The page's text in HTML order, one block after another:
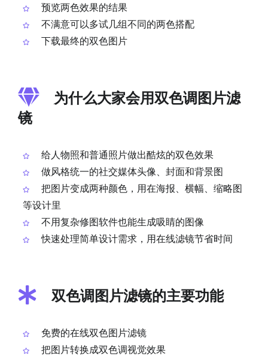
预览两色效果的结果
不满意可以多试几组不同的两色搭配
下载最终的双色图片
为什么大家会用双色调图片滤
镜
给人物照和普通照片做出酷炫的双色效果
做风格统一的社交媒体头像、封面和背景图
把图片变成两种颜色，用在海报、横幅、缩略图
等设计里
不用复杂修图软件也能生成吸睛的图像
快速处理简单设计需求，用在线滤镜节省时间
双色调图片滤镜的主要功能
免费的在线双色图片滤镜
把图片转换成双色调视觉效果